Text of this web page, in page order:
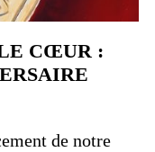
CŒUR :
de notre